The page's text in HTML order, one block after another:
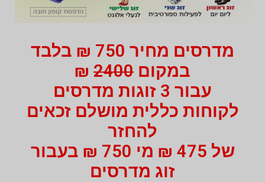
מדרסים מחיר 750 ₪ בלבד
במקום 2400
₪
עבור 3 זוגות מדרסים
לקוחות כללית מושלם זכאים
להחזר
של 475 ₪ מי 750 ₪ בעבור
זוג מדרסים